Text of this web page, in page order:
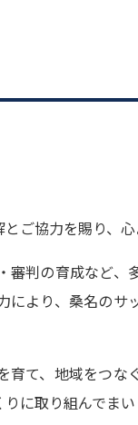
ご協力を賜り、心
判の育成など
より、桑名のサ
て、地域をつ
に取り組んでまい